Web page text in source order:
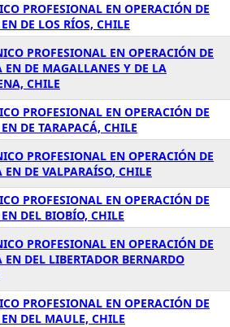
PROFESIONAL EN OPERACIÓN DE
DE LOS RÍOS, CHILE
PROFESIONAL EN OPERACIÓN DE
DE MAGALLANES Y DE LA
CHILE
PROFESIONAL EN OPERACIÓN DE
DE TARAPACÁ, CHILE
PROFESIONAL EN OPERACIÓN DE
DE VALPARAÍSO, CHILE
PROFESIONAL EN OPERACIÓN DE
DEL BIOBÍO, CHILE
PROFESIONAL EN OPERACIÓN DE
DEL LIBERTADOR BERNARDO
PROFESIONAL EN OPERACIÓN DE
DEL MAULE, CHILE